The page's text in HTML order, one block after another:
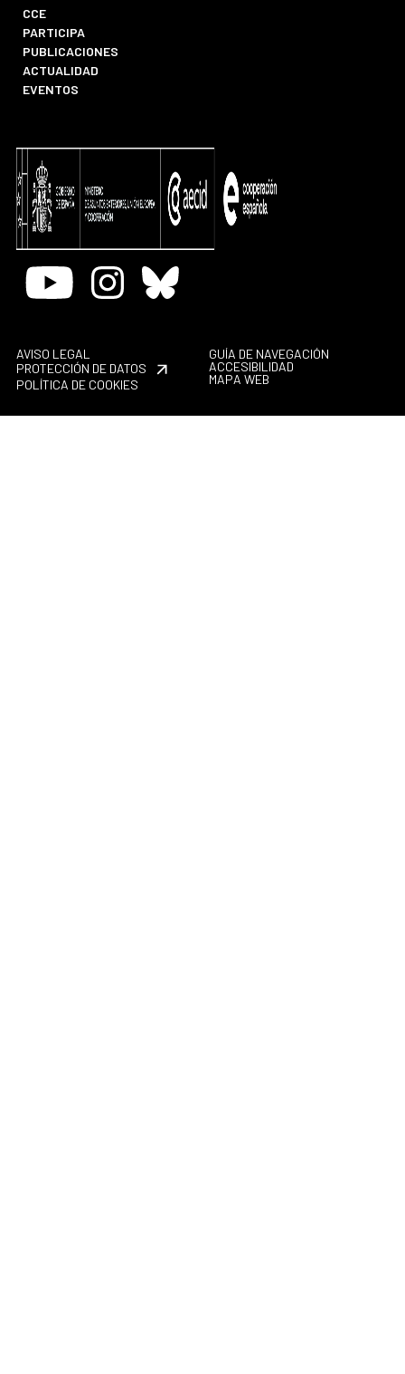
CCE
PARTICIPA
PUBLICACIONES
ACTUALIDAD
EVENTOS
Youtube InstagramBluesky
AVISO LEGAL
PROTECCIÓN DE DATOS
POLÍTICA DE COOKIES
GUÍA DE NAVEGACIÓN
ACCESIBILIDAD
MAPA WEB